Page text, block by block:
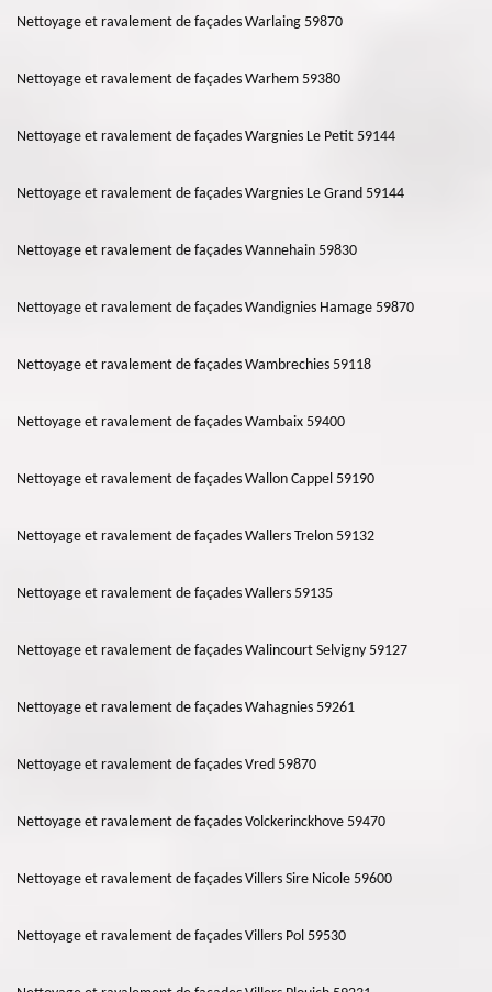
Nettoyage et ravalement de façades Warlaing 59870
Nettoyage et ravalement de façades Warhem 59380
Nettoyage et ravalement de façades Wargnies Le Petit 59144
Nettoyage et ravalement de façades Wargnies Le Grand 59144
Nettoyage et ravalement de façades Wannehain 59830
Nettoyage et ravalement de façades Wandignies Hamage 59870
Nettoyage et ravalement de façades Wambrechies 59118
Nettoyage et ravalement de façades Wambaix 59400
Nettoyage et ravalement de façades Wallon Cappel 59190
Nettoyage et ravalement de façades Wallers Trelon 59132
Nettoyage et ravalement de façades Wallers 59135
Nettoyage et ravalement de façades Walincourt Selvigny 59127
Nettoyage et ravalement de façades Wahagnies 59261
Nettoyage et ravalement de façades Vred 59870
Nettoyage et ravalement de façades Volckerinckhove 59470
Nettoyage et ravalement de façades Villers Sire Nicole 59600
Nettoyage et ravalement de façades Villers Pol 59530